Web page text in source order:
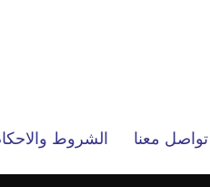
تواصل معنا الشروط